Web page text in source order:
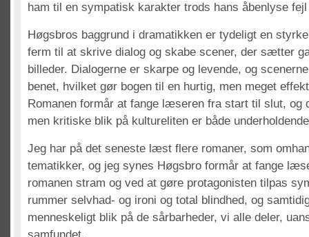
ham til en sympatisk karakter trods hans åbenlyse
Høgsbros baggrund i dramatikken er tydeligt en
ferm til at skrive dialog og skabe scener, der sætter
billeder. Dialogerne er skarpe og levende, og
benet, hvilket gør bogen til en hurtig, men meget
Romanen formår at fange læseren fra start til slut, og
men kritiske blik på kultureliten er både
Jeg har på det seneste læst flere romaner, som
tematikker, og jeg synes Høgsbro formår at fange
romanen stram og ved at gøre protagonisten tilpas
rummer selvhad- og ironi og total blindhed, og
menneskeligt blik på de sårbarheder, vi alle deler,